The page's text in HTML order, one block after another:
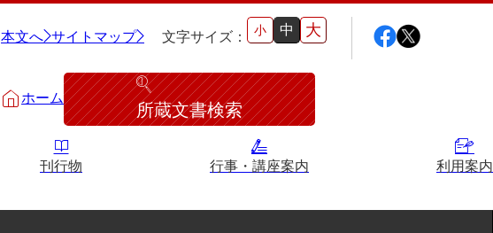
本文へ サイトマップ 文字サイズ： 小 中 大
ホーム
所蔵文書検索
刊行物 行事・講座案内 利用案内